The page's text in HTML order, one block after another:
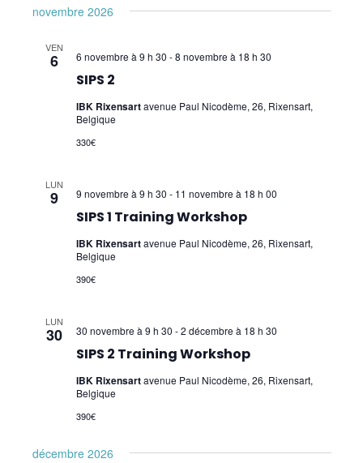
Core Kinesiology
Corps Énergie
Kinésiologie
Brain Gym/Edu K
Applied Physiology
EFT et Tapping
Psychogénéalogie
Analyse Transactionnelle (AT)
novembre 2026
VEN
6
SIPS 2
6 novembre à 9 h 30 -8 novembre à 18 h 30
IBK Rixensartavenue Paul Nicodème, 26, Rixensart,
Belgique
330€
LUN
9
SIPS 1 Training Workshop
9 novembre à 9 h 30 - 11 novembre à 18 h 00
IBK Rixensartavenue Paul Nicodème, 26, Rixensart,
Belgique
390€
LUN
30
SIPS 2 Training Workshop
30 novembre à 9 h 30 -2 décembre à 18 h 30
IBK Rixensartavenue Paul Nicodème, 26, Rixensart,
Belgique
390€
décembre 2026